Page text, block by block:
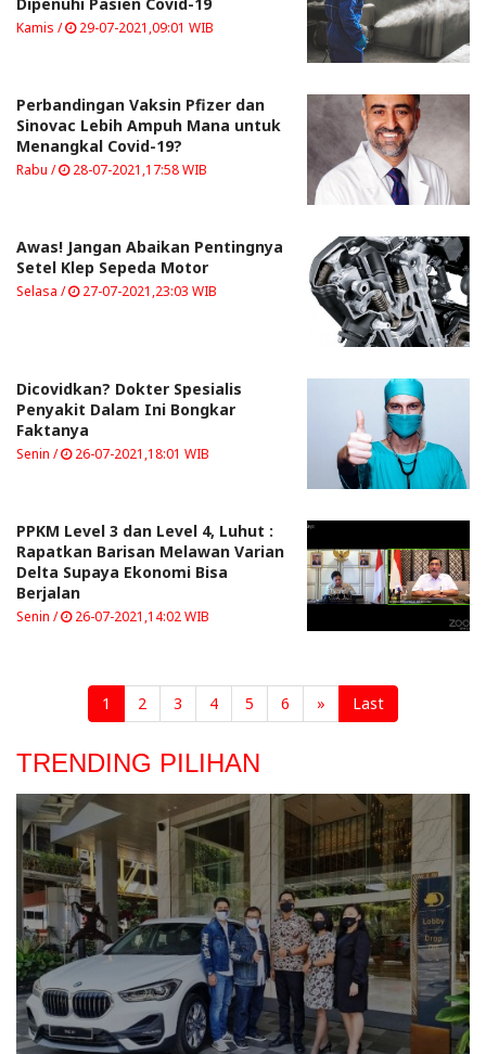
Kamis / 29-07-2021,09:01 WIB
Perbandingan Vaksin Pfizer dan
Sinovac Lebih Ampuh Mana untuk
Menangkal Covid-19?
Rabu / 28-07-2021,17:58 WIB
Awas! Jangan Abaikan Pentingnya
Setel Klep Sepeda Motor
Selasa / 27-07-2021,23:03 WIB
Dicovidkan? Dokter Spesialis
Penyakit Dalam Ini Bongkar
Faktanya
Senin / 26-07-2021,18:01 WIB
PPKM Level 3 dan Level 4, Luhut :
Rapatkan Barisan Melawan Varian
Delta Supaya Ekonomi Bisa
Berjalan
Senin / 26-07-2021,14:02 WIB
1 2 3 4 5 6 » Last
TRENDING PILIHAN